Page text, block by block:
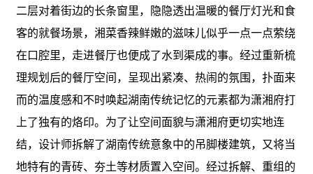
二层对着街边的长条窗里，隐隐透出温暖的餐厅灯光和食
客的就餐场景，湘菜香辣鲜嫩的滋味儿似乎一点一点萦绕
在口腔里，走进餐厅也便成了水到渠成的事。经过重新梳
理规划后的餐厅空间，呈现出紧凑、热闹的氛围，扑面来
而的温度感和不时唤起湖南传统记忆的元素都为潇湘府打
上了独有的烙印。为了让空间面貌与潇湘府更切实地连
结，设计师拆解了湖南传统意象中的吊脚楼建筑，又将当
地特有的青砖、夯土等材质置入空间。经过拆解、重组的